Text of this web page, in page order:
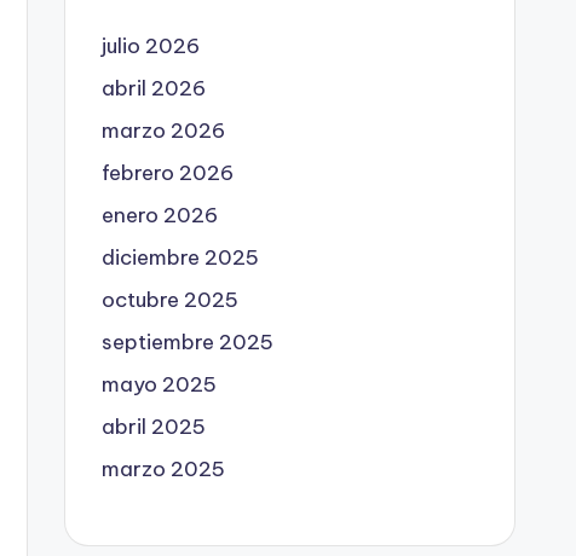
julio 2026
abril 2026
marzo 2026
febrero 2026
enero 2026
diciembre 2025
octubre 2025
septiembre 2025
mayo 2025
abril 2025
marzo 2025